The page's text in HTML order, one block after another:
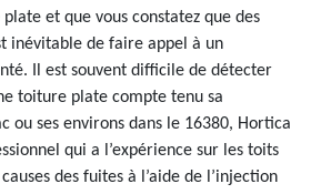
et que vous constatez que des
inévitable de faire appel à un
Il est souvent difficile de détecter
toiture plate compte tenu sa
ou ses environs dans le 16380, Hortica
qui a l’expérience sur les toits
des fuites à l’aide de l’injection